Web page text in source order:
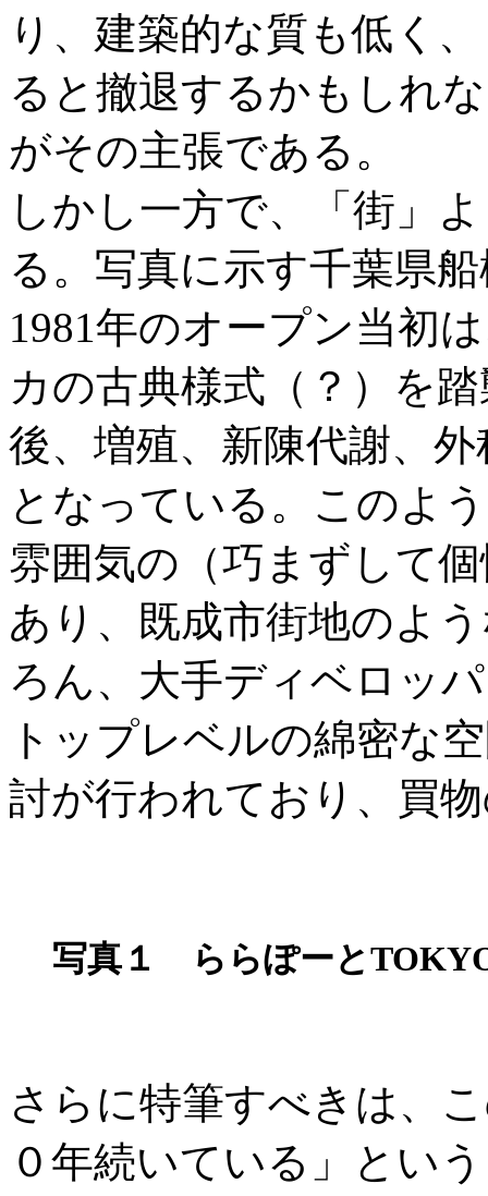
り、建築的な質も低く
ると撤退するかもしれ
がその主張である。
しかし一方で、「街」
る。写真に示す千葉県
1981年のオープン当初
カの古典様式（？）を
後、増殖、新陳代謝、
となっている。このよ
雰囲気の（巧まずして
あり、既成市街地のよ
ろん、大手ディベロッ
トップレベルの綿密な
討が行われており、買
写真１ ららぽーと
さらに特筆すべきは、
０年続いている」とい